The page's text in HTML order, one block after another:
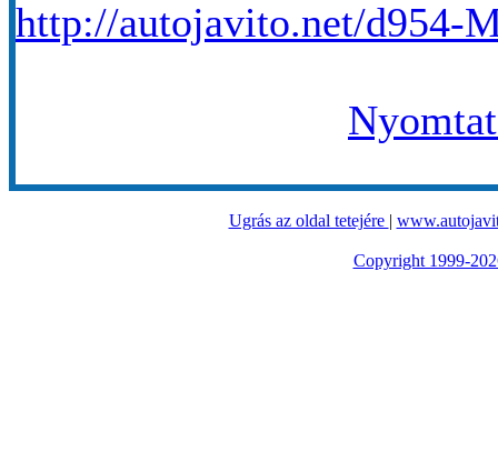
http://autojavito.net/d954-
Ugrás az oldal tetejére |
Copyright 1999-